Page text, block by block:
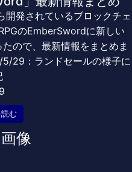
開発されているブロックチェ
のEmberSwordに新しい
ので、最新情報をまとめま
29：ランドセールの様子に
む
像